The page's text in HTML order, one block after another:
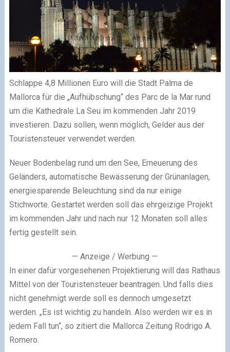
Schlappe 4,8 Millionen Euro will die Stadt Palma de
Mallorca für die „Aufhübschung“ des Parc de la Mar rund
um die Kathedrale La Seu im kommenden Jahr 2019
investieren. Dazu sollen, wenn möglich, Gelder aus der
Touristensteuer verwendet werden.
Neuer Bodenbelag rund um den See, Erneuerung des
Geländers, automatische Bewässerung der Grünanlagen,
energiesparende Beleuchtung sind da nur einige
Stichworte. Gestartet werden soll das ehrgeizige Projekt
im kommenden Jahr und nach nur 12 Monaten soll alles
fertig gestellt sein.
— Anzeige / Werbung —
In einer dafür vorgesehenen Projektierung will das Rathaus
Mittel von der Touristensteuer beantragen. Und falls dies
nicht genehmigt werde soll es dennoch umgesetzt
werden. „Es ist wichtig zu handeln. Also werden wir es in
jedem Fall tun“, so zitiert die Mallorca Zeitung Rodrigo A.
Romero.